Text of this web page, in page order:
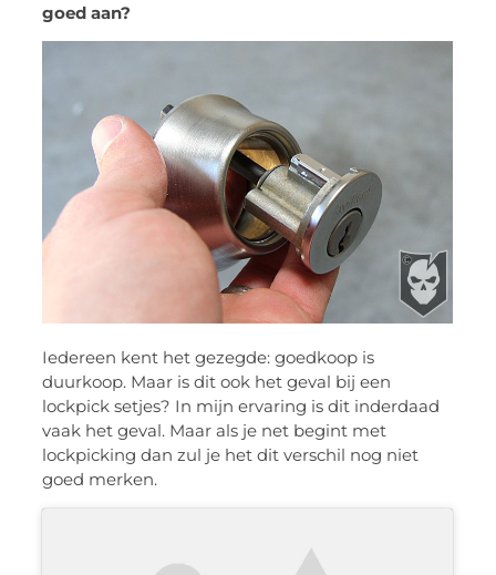
goed aan?
Iedereen kent het gezegde: goedkoop is
duurkoop. Maar is dit ook het geval bij een
lockpick setjes? In mijn ervaring is dit inderdaad
vaak het geval. Maar als je net begint met
lockpicking dan zul je het dit verschil nog niet
goed merken.